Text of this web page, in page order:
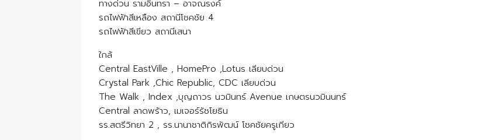
ทางด่วน รามอินทรา – อาจณรงค์
รถไฟฟ้าสีเหลือง สถานีโชคชัย 4
รถไฟฟ้าสีเขียว สถานีเสนา
ใกล้
Central EastVille , HomePro ,Lotus เลียบด่วน
Crystal Park ,Chic Republic, CDC เลียบด่วน
The Walk , Index ,บุญถาวร นวมินทร์ Avenue เกษตรนวมินนทร์
Central ลาดพร้าว, เมเจอร์รัชโยธิน
รร.สตรีวิทยา 2 , รร.นานาชาติกิรพัฒน์ โชคชัยครูเกียว